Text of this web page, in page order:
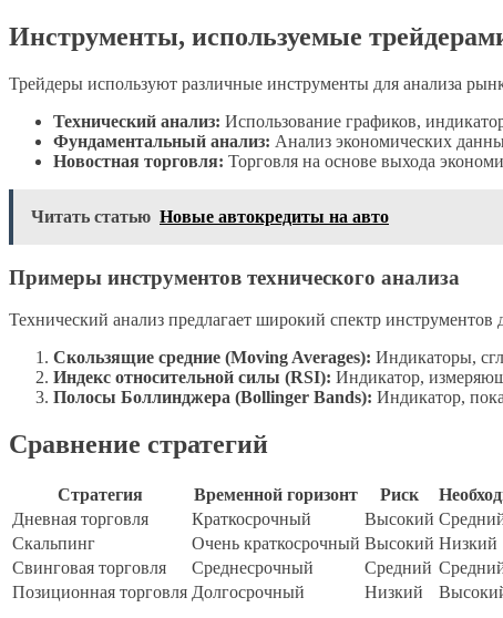
Инструменты, используемые
Трейдеры используют различные инструменты для анализа
Технический анализ: Использование графиков,
Фундаментальный анализ: Анализ экономических
Новостная торговля: Торговля на основе выхода
Читать статью Новые автокредиты на авто
Примеры инструментов технического анализа
Технический анализ предлагает широкий спектр
Скользящие средние (Moving Averages): Индикаторы,
Индекс относительной силы (RSI): Индикатор,
Полосы Боллинджера (Bollinger Bands): Индикатор,
Сравнение стратегий
Стратегия Временной горизонт Риск
Дневная торговля
Краткосрочный Высокий
Скальпинг
Очень краткосрочный Высокий Низкий
Свинговая торговля
Среднесрочный Средний
Позиционная торговля Долгосрочный Низкий